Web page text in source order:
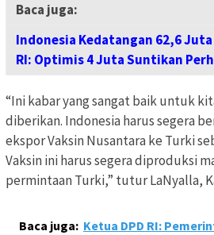
Baca juga:
Indonesia Kedatangan 62,6 Juta
RI: Optimis 4 Juta Suntikan
“Ini kabar yang sangat baik untuk
diberikan. Indonesia harus segera
ekspor Vaksin Nusantara ke Turki
Vaksin ini harus segera diproduksi
permintaan Turki,” tutur LaNyalla,
Baca juga: Ketua DPD RI: